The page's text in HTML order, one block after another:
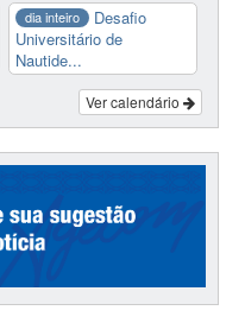
dia inteiro
Desafio
Universitário de
Nautide...
Ver calendário